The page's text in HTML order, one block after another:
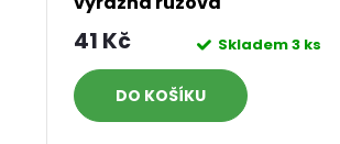
41 Kč Skladem3 ks
DO KOŠÍKU